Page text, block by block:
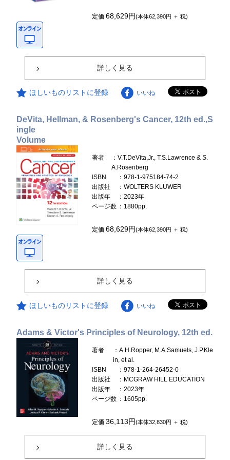
定価68,629円(本体62,390円 ＋ 税)
詳しく見る
ほしいものリストに登録 いいね
DeVita, Hellman, & Rosenberg's Cancer, 12th ed.,S
ingle
Volume
著者
：V.T.DeVita,Jr., T.S.Lawrence & S.
A.Rosenberg
ISBN
：978-1-975184-74-2
出版社
：WOLTERS KLUWER
出版年
：2023年
ページ数 ：1880pp.
定価68,629円(本体62,390円 ＋ 税)
詳しく見る
ほしいものリストに登録 いいね
Adams & Victor's Principles of Neurology, 12th ed.
著者
：A.H.Ropper, M.A.Samuels, J.P.Kle
in, et al.
ISBN
：978-1-264-26452-0
出版社
：MCGRAW HILL EDUCATION
出版年
：2023年
ページ数 ：1605pp.
定価36,113円(本体32,830円 ＋ 税)
詳しく見る